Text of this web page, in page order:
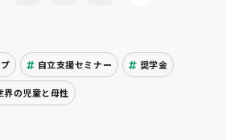
自立支援セミナー 奨学金
界の児童と母性